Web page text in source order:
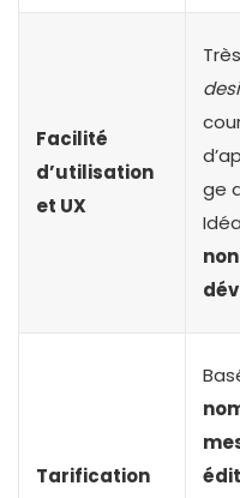
Facilité
d’utilisation
et UX
ge
Tarification